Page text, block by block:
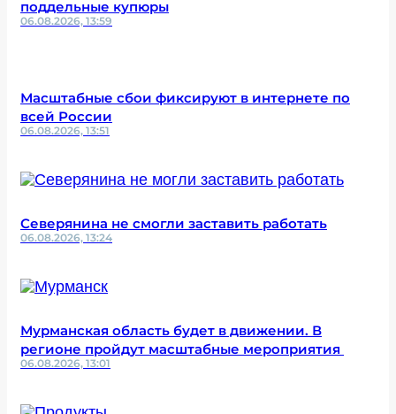
поддельные купюры
06.08.2026, 13:59
Масштабные сбои фиксируют в интернете по
всей России
06.08.2026, 13:51
Северянина не смогли заставить работать
06.08.2026, 13:24
Мурманская область будет в движении. В
регионе пройдут масштабные мероприятия
06.08.2026, 13:01